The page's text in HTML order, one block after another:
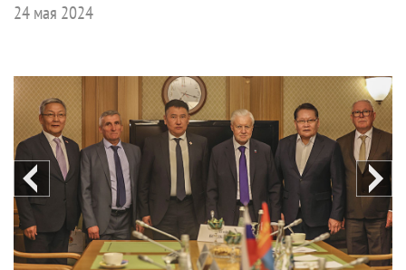
24 мая 2024